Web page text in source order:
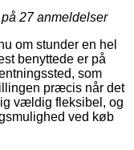
27anmeldelser
om stunder en hel
benyttede er på
som
præcis når det
vældig fleksibel, og
ved køb